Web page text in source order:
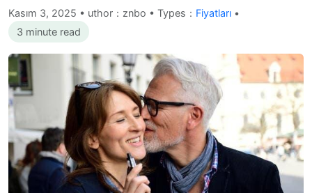
Kasım 3, 2025 • uthor：znbo • Types： Fiyatları •
3 minute read